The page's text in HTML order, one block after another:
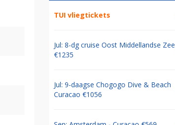
TUI vliegtickets
Jul: 8-dg cruise Oost Middellandse Zee
€1235
Jul: 9-daagse Chogogo Dive & Beach
Curacao €1056